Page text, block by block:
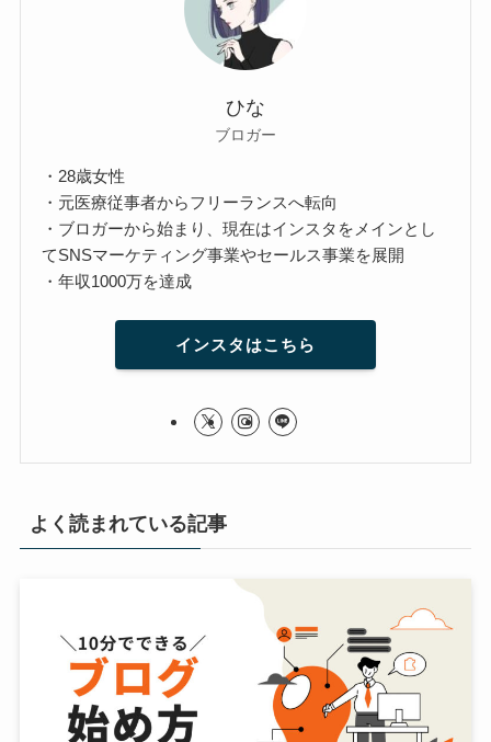
ひな
ブロガー
・28歳女性
・元医療従事者からフリーランスへ転向
・ブロガーから始まり、現在はインスタをメインとし
てSNSマーケティング事業やセールス事業を展開
・年収1000万を達成
インスタはこちら
よく読まれている記事